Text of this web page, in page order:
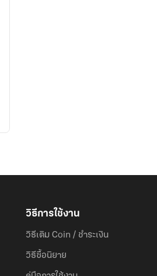
วิธีการใช้งาน
วิธีเติม Coin / ชำระเงิน
วิธีซื้อนิยาย